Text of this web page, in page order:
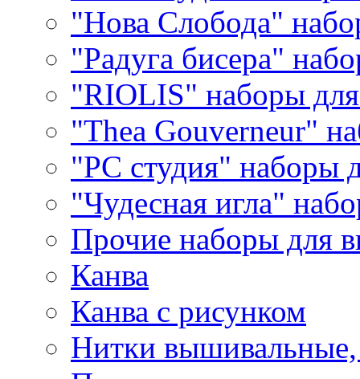
"Нова Слобода"
"Радуга бисера"
"RIOLIS" наборы
"Thea Gouverneur"
"РС студия" наборы
"Чудесная игла"
Прочие наборы для
Канва
Канва с рисунком
Нитки